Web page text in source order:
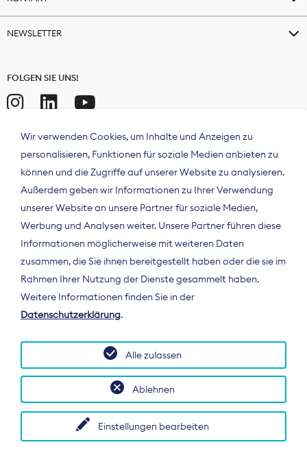
NEWSLETTER
FOLGEN SIE UNS!
Der Bundesverband Digitalpublisher und
Zeitungsverleger (BDZV) vertritt als
Spitzenorganisation die Interessen der
Deutschland und auf EU-Ebene.
© 2026 BDZV. All rights reserved.
Wir verwenden Cookies, um Inhalte und Anzeigen zu
personalisieren, Funktionen für soziale Medien anbieten zu
können und die Zugriffe auf unserer Website zu analysieren.
Außerdem geben wir Informationen zu Ihrer Verwendung
unserer Website an unsere Partner für soziale Medien,
Werbung und Analysen weiter. Unsere Partner führen diese
Informationen möglicherweise mit weiteren Daten
zusammen, die Sie ihnen bereitgestellt haben oder die sie im
Rahmen Ihrer Nutzung der Dienste gesammelt haben.
Weitere Informationen finden Sie in der
Datenschutzerklärung.
Einstellungen bearbeiten
Ablehnen
Alle zulassen